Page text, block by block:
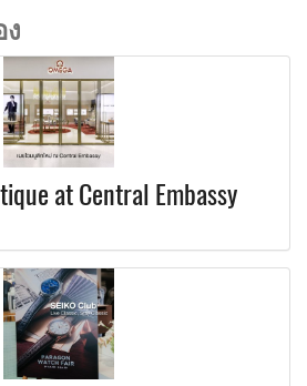
at Central Embassy